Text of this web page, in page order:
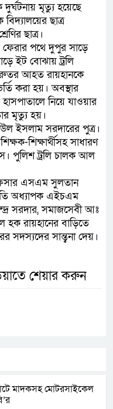
মৃত্যু হয়েছে
ছাত্র
ছাত্র।
ফেরার পথে দুপুর সাড়ে
ইট বোঝায় ট্রলি
আহত রায়হানকে
করা হয়। অবস্থার
নিয়ে যাওয়ার
মৃত্যু হয়।
ইসলাম সরদারের পুত্র।
শিক্ষার্থীসহ সাধারণ
পুলিশ ট্রলি চালক আল
এসএম সুলতান
অধ্যাপক এইচএম
সরদার, সমাজসেবী আঃ
রায়হানের বাড়িতে
সদস্যদের সান্ত্বনা দেয়।
শেয়ার করুন
মাদকসহ মোটরসাইকেল